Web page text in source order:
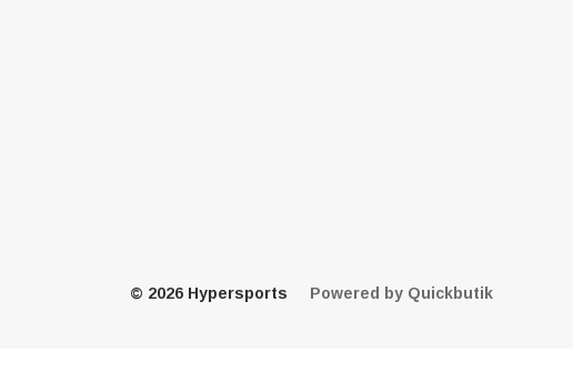
© 2026 Hypersports Powered by Quickbutik